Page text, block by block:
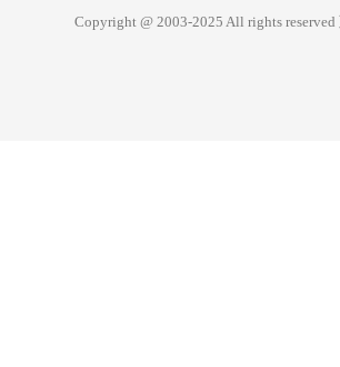
Copyright @ 2003-2025 All rights reserved